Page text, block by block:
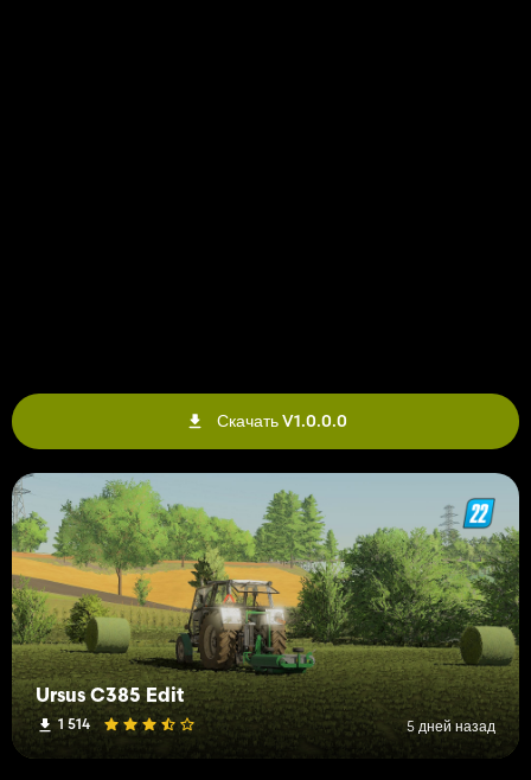
Скачать V1.0.0.0
Ursus C385 Edit
1 514 5 дней назад